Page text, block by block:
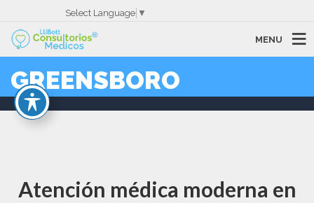
Select Language ▼
MENU
GREENSBORO
Atención médica moderna en